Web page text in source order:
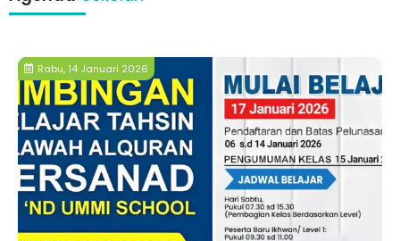
Rabu, 14 Januari 2026